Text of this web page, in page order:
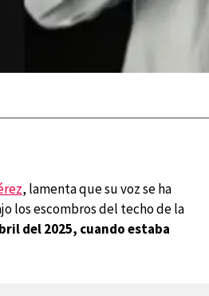
, lamenta que su voz se ha
los escombros del techo de la
del 2025, cuando estaba